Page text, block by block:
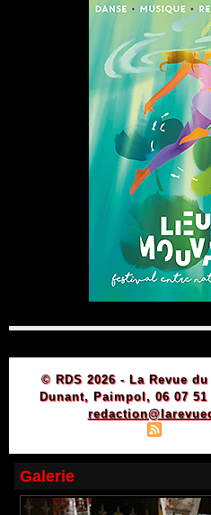
© RDS 2026 - La Revue
Dunant, Paimpol, 06 07 51
Galerie